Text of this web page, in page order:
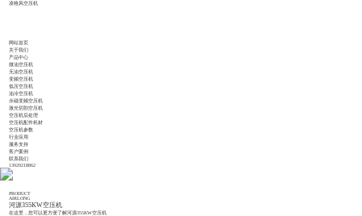
凌格风空压机
网站首页
关于我们
产品中心
微油空压机
无油空压机
变频空压机
低压空压机
油冷空压机
永磁变频空压机
激光切割空压机
空压机后处理
空压机配件耗材
空压机参数
行业应用
服务支持
客户案例
联系我们
13929218862
PRODUCT
AIRLONG
河源355KW空压机
在这里，您可以更方便了解河源355KW空压机